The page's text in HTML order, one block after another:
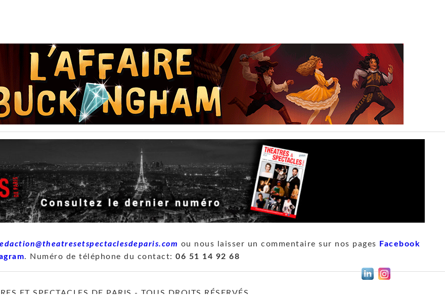
ou nous laisser un commentaire sur nos pages Facebook
. Numéro de téléphone du contact: 06 51 14 92 68
ET SPECTACLES DE PARIS - TOUS DROITS RÉSERVÉS